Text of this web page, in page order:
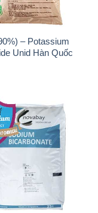
– Potassium
Unid Hàn Quốc